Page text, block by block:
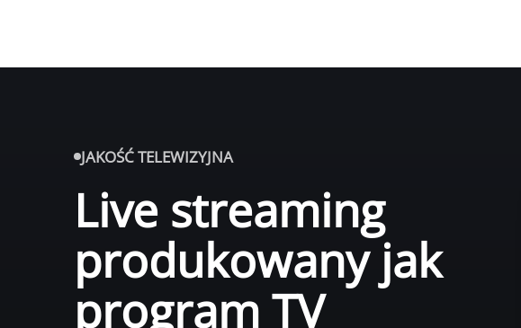
JAKOŚĆ TELEWIZYJNA
Live streaming
produkowany jak
program TV